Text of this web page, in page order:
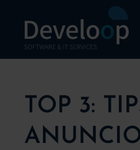
contenido
TOP 3: